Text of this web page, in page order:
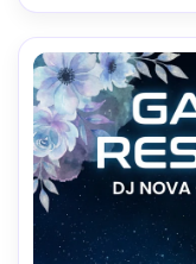
トクールムード、
ス、高解像度、印